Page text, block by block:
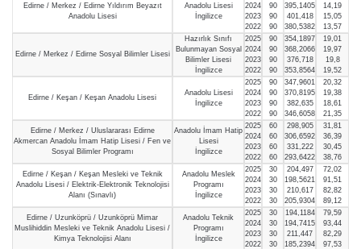
Edirne / Merkez / Edirne Yıldırım Beyazıt
Anadolu Lisesi
Anadolu Lisesi
İngilizce
2024
2023
2022
90
90
90
395,1405
401,418
380,5382
14,19
15,05
13,57
Edirne / Merkez / Edirne Sosyal Bilimler Lisesi
Hazırlık Sınıfı
Bulunmayan Sosyal
Bilimler Lisesi
İngilizce
2025
2024
2023
2022
90
90
90
90
354,1897
368,2066
376,718
353,8564
19,01
19,97
19,8
19,52
Edirne / Keşan / Keşan Anadolu Lisesi
Anadolu Lisesi
İngilizce
2025
2024
2023
2022
90
90
90
90
347,9601
370,8195
382,635
346,6058
20,32
19,38
18,61
21,35
Edirne / Merkez / Uluslararası Edirne
Akmercan Anadolu İmam Hatip Lisesi / Fen ve
Sosyal Bilimler Programı
Anadolu İmam Hatip
Lisesi
İngilizce
2025
2024
2023
2022
60
60
60
60
298,905
306,6592
331,222
293,6422
31,81
36,39
30,45
38,76
Edirne / Keşan / Keşan Mesleki ve Teknik
Anadolu Lisesi / Elektrik-Elektronik Teknolojisi
Alanı (Sınavlı)
Anadolu Meslek
Programı
İngilizce
2025
2024
2023
2022
30
30
30
30
204,497
198,5621
210,617
205,9304
72,02
91,51
82,82
89,12
Edirne / Uzunköprü / Uzunköprü Mimar
Muslihiddin Mesleki ve Teknik Anadolu Lisesi /
Kimya Teknolojisi Alanı
Anadolu Teknik
Programı
İngilizce
2025
2024
2023
2022
30
30
30
30
194,1184
194,7415
211,447
185,2394
79,59
93,44
82,29
97,53